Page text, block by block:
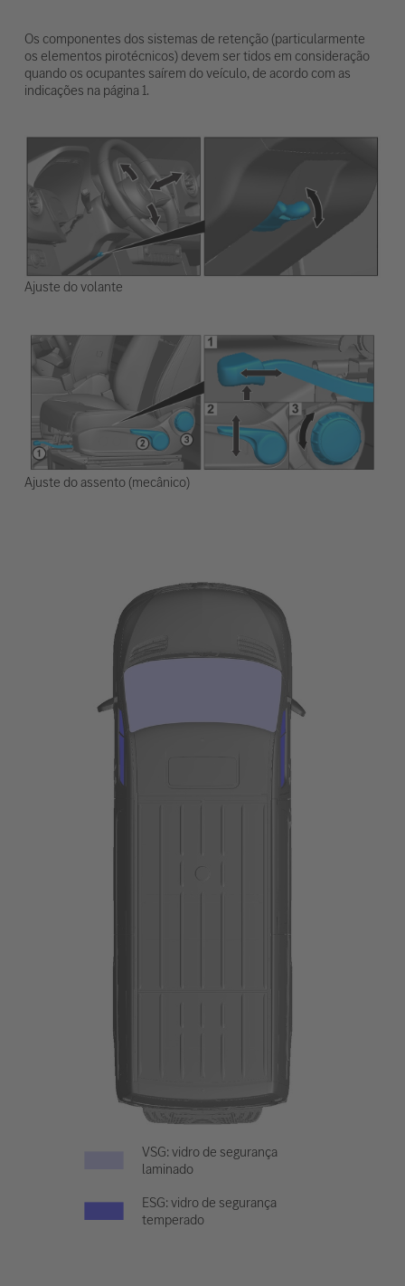
Os componentes dos sistemas de retenção (particularmente
os elementos pirotécnicos) devem ser tidos em consideração
quando os ocupantes saírem do veículo, de acordo com as
indicações na página 1.
Ajuste do volante
Ajuste do assento (mecânico)
VSG: vidro de segurança
laminado
ESG: vidro de segurança
temperado